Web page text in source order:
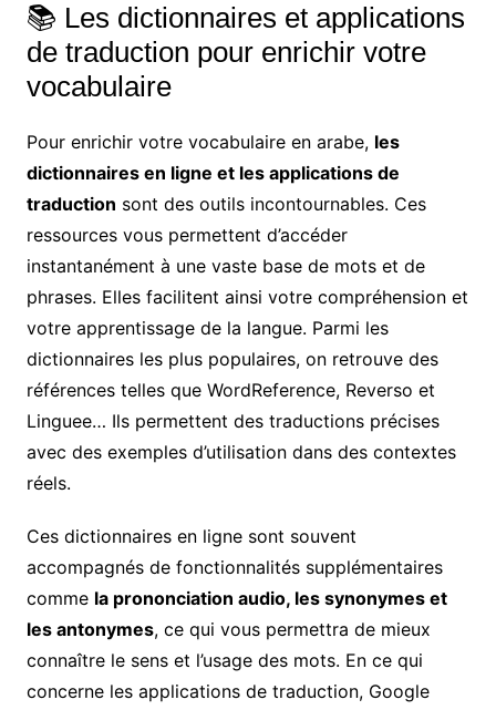
📚 Les dictionnaires et applications
de traduction pour enrichir votre
vocabulaire
Pour enrichir votre vocabulaire en arabe, les
dictionnaires en ligne et les applications de
traduction sont des outils incontournables. Ces
ressources vous permettent d’accéder
instantanément à une vaste base de mots et de
phrases. Elles facilitent ainsi votre compréhension et
votre apprentissage de la langue. Parmi les
dictionnaires les plus populaires, on retrouve des
références telles que WordReference, Reverso et
Linguee… Ils permettent des traductions précises
avec des exemples d’utilisation dans des contextes
réels.
Ces dictionnaires en ligne sont souvent
accompagnés de fonctionnalités supplémentaires
comme la prononciation audio, les synonymes et
les antonymes, ce qui vous permettra de mieux
connaître le sens et l’usage des mots. En ce qui
concerne les applications de traduction, Google